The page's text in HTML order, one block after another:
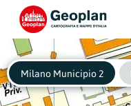
Milano Municipio 2